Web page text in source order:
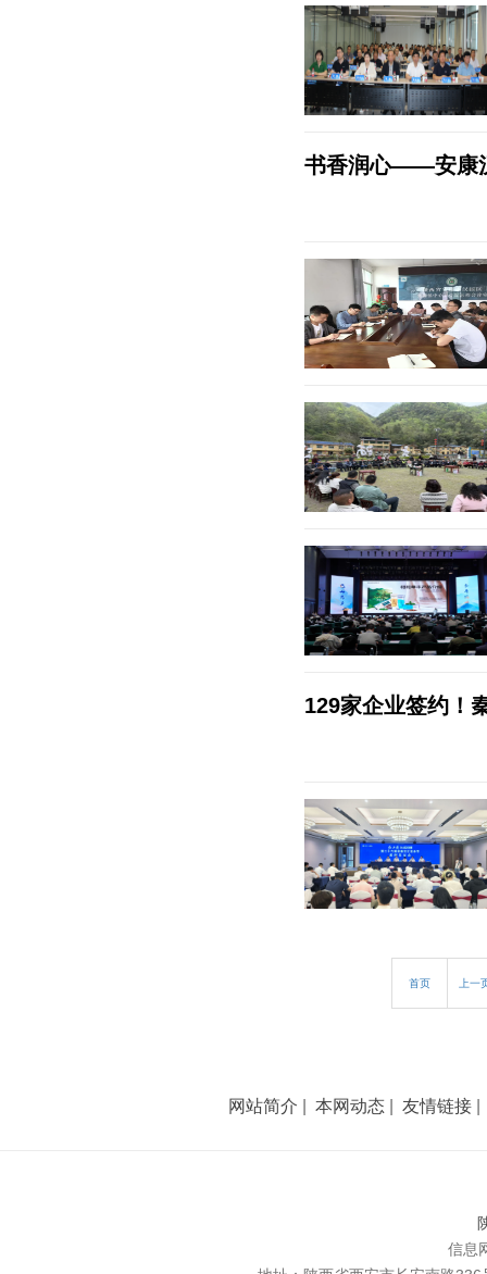
书香润心——安康
129家企业签约！
首页 上一
网站简介 本网动态 友情链接
信息